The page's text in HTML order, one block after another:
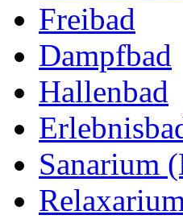
Freibad
Dampfbad
Hallenbad
Sanarium